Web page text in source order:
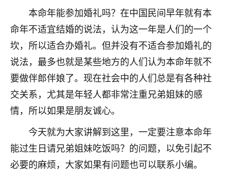
本命年能参加婚礼吗？在中国民间早年就有本
命年不适宜结婚的说法，认为这一年是人们的一个
坎，所以适合办婚礼。但并没有不适合参加婚礼的
说法，最多也就是某些地方的人们认为本命年就不
要做伴郎伴娘了。现在社会中的人们总是有各种社
交关系，尤其是年轻人都非常注重兄弟姐妹的感
情，所以如果是朋友诚心。
今天就为大家讲解到这里，一定要注意本命年
能过生日请兄弟姐妹吃饭吗？的问题，以免引起不
必要的麻烦，大家如果有问题也可以联系小编。
七零老顽童：我母亲前年离世，刚开始我经常
做梦梦见她，后来也是朋友介绍，找到慧来老
师，安排了超度法事，做梦再也没有梦到过
了，一开始是半信半疑的，图个心安，给亡母
超度，现在看来，人不信也不行。
2天前 来自云南
优秀的张同学
老师收徒吗？？我对这些很感兴趣
2天前 来自山西 15